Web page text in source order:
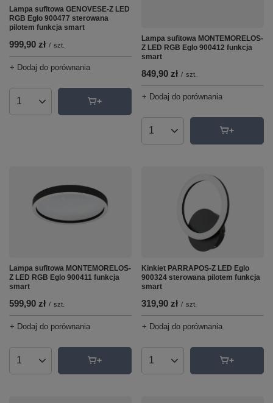
Lampa sufitowa GENOVESE-Z LED
RGB Eglo 900477 sterowana
pilotem funkcja smart
999,90 zł / szt.
+ Dodaj do porównania
Ilość produktów
Lampa sufitowa MONTEMORELOS-
Z LED RGB Eglo 900412 funkcja
smart
849,90 zł / szt.
+ Dodaj do porównania
Ilość produktów
Lampa sufitowa MONTEMORELOS-
Z LED RGB Eglo 900411 funkcja
smart
599,90 zł / szt.
+ Dodaj do porównania
Ilość produktów
Kinkiet PARRAPOS-Z LED Eglo
900324 sterowana pilotem funkcja
smart
319,90 zł / szt.
+ Dodaj do porównania
Ilość produktów